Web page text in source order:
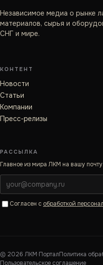
Независимое медиа о рынке
материалов, сырья и
СНГ и мире.
КОНТЕНТ
Новости
Статьи
Компании
Пресс-релизы
РАССЫЛКА
Главное из мира ЛКМ на вашу
Согласен с обработкой
© 2026 ЛКМ·ПорталПолитика
Пользовательское соглашение